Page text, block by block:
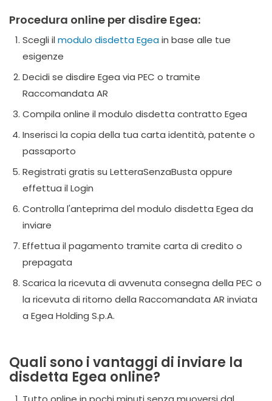
Procedura online per disdire Egea:
Scegli il modulo disdetta Egeain base alle tue
esigenze
Decidi se disdire Egea via PEC o tramite
Raccomandata AR
Compila online il modulo disdetta contratto Egea
Inserisci la copia della tua carta identità, patente o
passaporto
Registrati gratis su LetteraSenzaBusta oppure
effettua il Login
Controlla l'anteprima del modulo disdetta Egea da
inviare
Effettua il pagamento tramite carta di credito o
prepagata
Scarica la ricevuta di avvenuta consegna della PEC o
la ricevuta di ritorno della Raccomandata AR inviata
a Egea Holding S.p.A.
Quali sono i vantaggi di inviare la
disdetta Egea online?